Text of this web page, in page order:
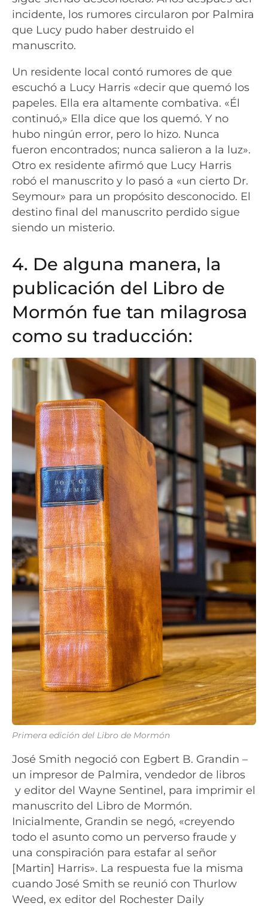
incidente, los rumores circularon por Palmira
que Lucy pudo haber destruido el
manuscrito.
Un residente local contó rumores de que
escuchó a Lucy Harris «decir que quemó los
papeles. Ella era altamente combativa. «Él
continuó,» Ella dice que los quemó. Y no
hubo ningún error, pero lo hizo. Nunca
fueron encontrados; nunca salieron a la luz».
Otro ex residente afirmó que Lucy Harris
robó el manuscrito y lo pasó a «un cierto Dr.
Seymour» para un propósito desconocido. El
destino final del manuscrito perdido sigue
siendo un misterio.
4. De alguna manera, la
publicación del Libro de
Mormón fue tan milagrosa
como su traducción:
Primera edición del Libro de Mormón
José Smith negoció con Egbert B. Grandin –
un impresor de Palmira, vendedor de libros
y editor del Wayne Sentinel, para imprimir el
manuscrito del Libro de Mormón.
Inicialmente, Grandin se negó, «creyendo
todo el asunto como un perverso fraude y
una conspiración para estafar al señor
[Martin] Harris». La respuesta fue la misma
cuando José Smith se reunió con Thurlow
Weed, ex editor del Rochester Daily